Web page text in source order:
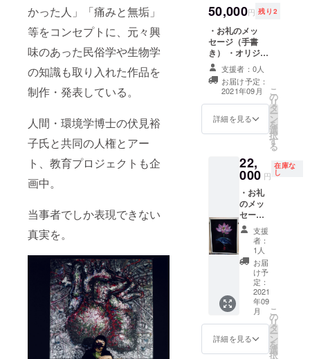
かった人」「痛みと無垢」
等をコンセプトに、元々興
味のあった民俗学や生物学
の知識も取り入れた作品を
制作・発表している。
人間・環境学博士の伏見裕
子氏と共同の人権とアー
ト、教育プロジェクトも企
画中。
当事者でしか表現できない
真実を。
50,000円 残り2
・お礼のメッ
セージ（手書
き） ・オリジナ
ル4点セット（ポ
ストカード2種＋
ステッカー２種
＋Tシャツ＋トー
トバッグ） ・オ
リジナル京和紙
キサイズ原画
（完全オー
ダー） ・限定公
開個展会場映像
支援者：0人
お届け予定：
2021年09月
詳細を見る
こ
の
リ
タ
ー
ン
を
選
択
す
る
22,
000 円
在庫な
し
・お礼
のメッ
セージ
（手書
き） ・
F6サイ
ズ油彩
画原画
（画像
参照）
・オリ
ジナル
ポスト
カード
二枚(全
支援
者：
1人
お届
け予
定：
2021
年09
月
詳細を見る
こ
の
リ
タ
ー
ン
を
選
択